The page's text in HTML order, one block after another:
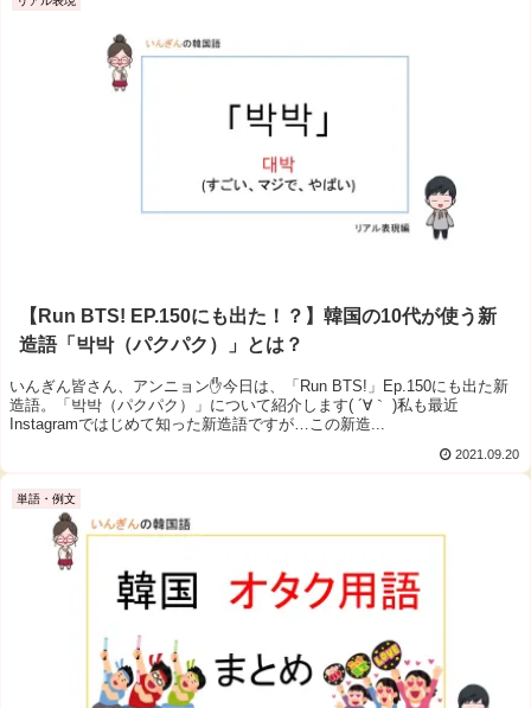
【Run BTS! EP.150にも出た！？】韓国の10代が使う新
造語「박박（パクパク）」とは？
いんぎん皆さん、アンニョン✋今日は、「Run BTS!」Ep.150にも出た新
造語。「박박（パクパク）」について紹介します( ´∀｀ )私も最近
Instagramではじめて知った新造語ですが…この新造...
2021.09.20
単語・例文